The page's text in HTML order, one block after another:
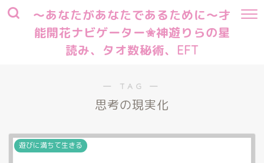
～あなたがあなたであるために～才
能開花ナビゲーター✬神遊りらの星
読み、タオ数秘術、EFT
― TAG ―
思考の現実化
遊びに満ちて生きる